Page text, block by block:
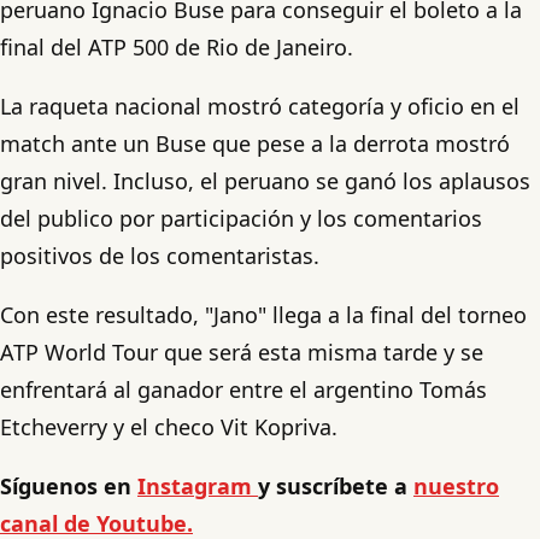
peruano Ignacio Buse para conseguir el boleto a la
final del ATP 500 de Rio de Janeiro.
La raqueta nacional mostró categoría y oficio en el
match ante un Buse que pese a la derrota mostró
gran nivel. Incluso, el peruano se ganó los aplausos
del publico por participación y los comentarios
positivos de los comentaristas.
Con este resultado, "Jano" llega a la final del torneo
ATP World Tour que será esta misma tarde y se
enfrentará al ganador entre el argentino Tomás
Etcheverry y el checo Vit Kopriva.
Síguenos en Instagram y suscríbete a nuestro
canal de Youtube.